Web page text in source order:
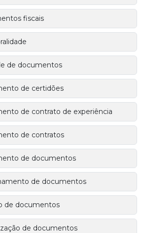
fiscais
de documentos
de certidões
de contrato de experiência
de contratos
de documentos
de documentos
de documentos
de documentos